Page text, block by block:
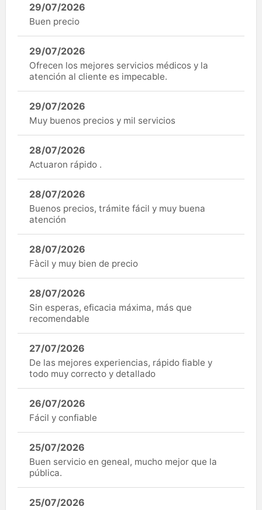
29/07/2026
Buen precio
29/07/2026
Ofrecen los mejores servicios médicos y la
atención al cliente es impecable.
29/07/2026
Muy buenos precios y mil servicios
28/07/2026
Actuaron rápido .
28/07/2026
Buenos precios, trámite fácil y muy buena
atención
28/07/2026
Fàcil y muy bien de precio
28/07/2026
Sin esperas, eficacia máxima, más que
recomendable
27/07/2026
De las mejores experiencias, rápido fiable y
todo muy correcto y detallado
26/07/2026
Fácil y confiable
25/07/2026
Buen servicio en geneal, mucho mejor que la
pública.
25/07/2026